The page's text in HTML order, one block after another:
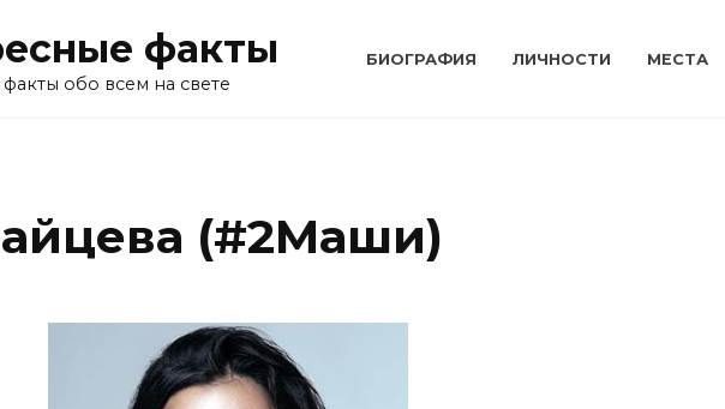
факты
обо всем на свете
БИОГРАФИЯ ЛИЧНОСТИ МЕСТА
(#2Маши)